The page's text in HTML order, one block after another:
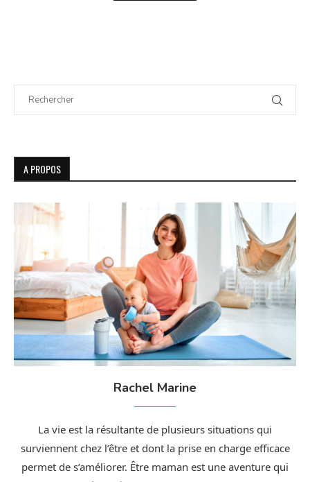
A PROPOS
Rachel Marine
La vie est la résultante de plusieurs situations qui
surviennent chez l’être et dont la prise en charge efficace
permet de s’améliorer. Être maman est une aventure qui